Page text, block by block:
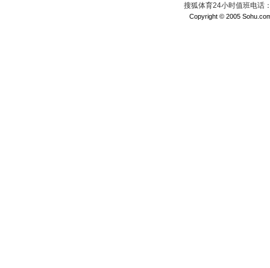
搜狐体育24小时值班电话
Copyright © 2005